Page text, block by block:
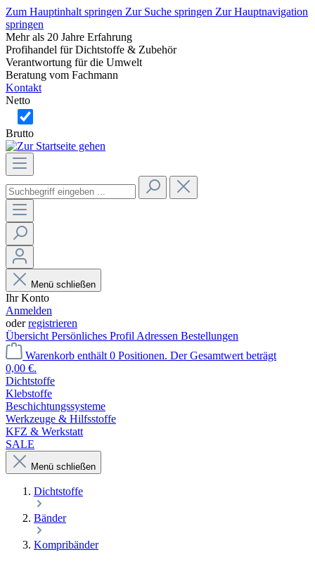
Zum Hauptinhalt springen Zur Suche springen Zur Hauptnavigation
springen
Mehr als 20 Jahre Erfahrung
Profihandel für Dichtstoffe & Zubehör
Verantwortung für die Umwelt
Beratung vom Fachmann
Kontakt
Netto
Brutto
Menü schließen
Ihr Konto
Anmelden
oderregistrieren
Übersicht Persönliches Profil Adressen Bestellungen
Warenkorb enthält 0 Positionen. Der Gesamtwert beträgt
0,00 €.
Dichtstoffe
Klebstoffe
Beschichtungssysteme
Werkzeuge & Hilfsstoffe
KFZ & Werkstatt
SALE
Menü schließen
Dichtstoffe
Bänder
Kompribänder